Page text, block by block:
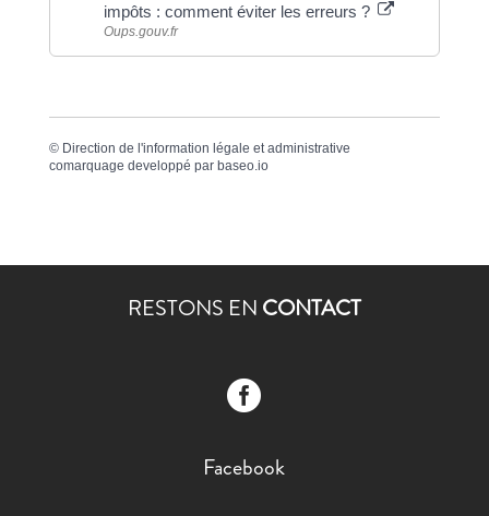
impôts : comment éviter les erreurs ?
Oups.gouv.fr
© Direction de l'information légale et administrative
comarquage developpé par baseo.io
RESTONS EN CONTACT

Facebook